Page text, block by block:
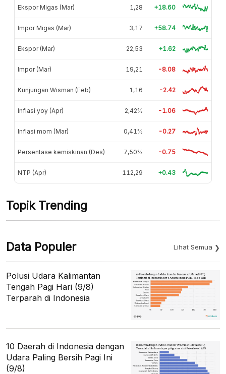
Ekspor Migas (Mar) 1,28 +18.60
Impor Migas (Mar) 3,17 +58.74
Ekspor (Mar) 22,53 +1.62
Impor (Mar) 19,21 -8.08
Kunjungan Wisman (Feb) 1,16 -2.42
Inflasi yoy (Apr) 2,42% -1.06
Inflasi mom (Mar) 0,41% -0.27
Persentase kemiskinan (Des) 7,50% -0.75
NTP (Apr) 112,29 +0.43
Topik Trending
Data Populer Lihat Semua
Polusi Udara Kalimantan
Tengah Pagi Hari (9/8)
Terparah di Indonesia
10 Daerah di Indonesia dengan
Udara Paling Bersih Pagi Ini
(9/8)